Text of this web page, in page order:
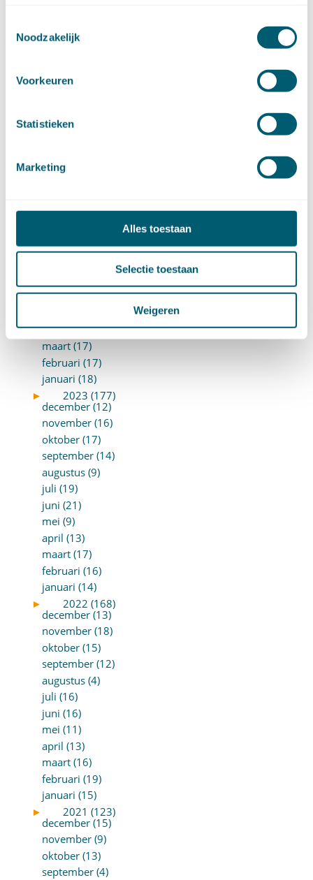
Noodzakelijk
Voorkeuren
Statistieken
Marketing
Alles toestaan
Selectie toestaan
Weigeren
september (8)
juni (13)
april (15)
januari (15)
november (17)
september (9)
juni (7)
april (18)
maart (17)
februari (17)
januari (18)
►
2023 (177)
december (12)
november (16)
oktober (17)
september (14)
augustus (9)
juli (19)
juni (21)
mei (9)
april (13)
maart (17)
februari (16)
januari (14)
►
2022 (168)
december (13)
november (18)
oktober (15)
september (12)
augustus (4)
juli (16)
juni (16)
mei (11)
april (13)
maart (16)
februari (19)
januari (15)
►
2021 (123)
december (15)
november (9)
oktober (13)
september (4)